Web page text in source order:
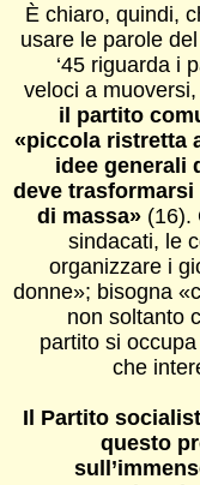
È chiaro, quindi,
usare le parole
‘45 riguarda i
veloci a
il partito
«piccola ristretta
idee generali
deve
di massa» (16).
sindacati, le
organizzare i
donne»; bisogna
non soltanto
partito si
che
Il Partito
questo